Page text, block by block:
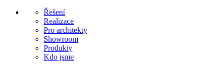
Řešení
Realizace
Pro architekty
Showroom
Produkty
Kdo jsme